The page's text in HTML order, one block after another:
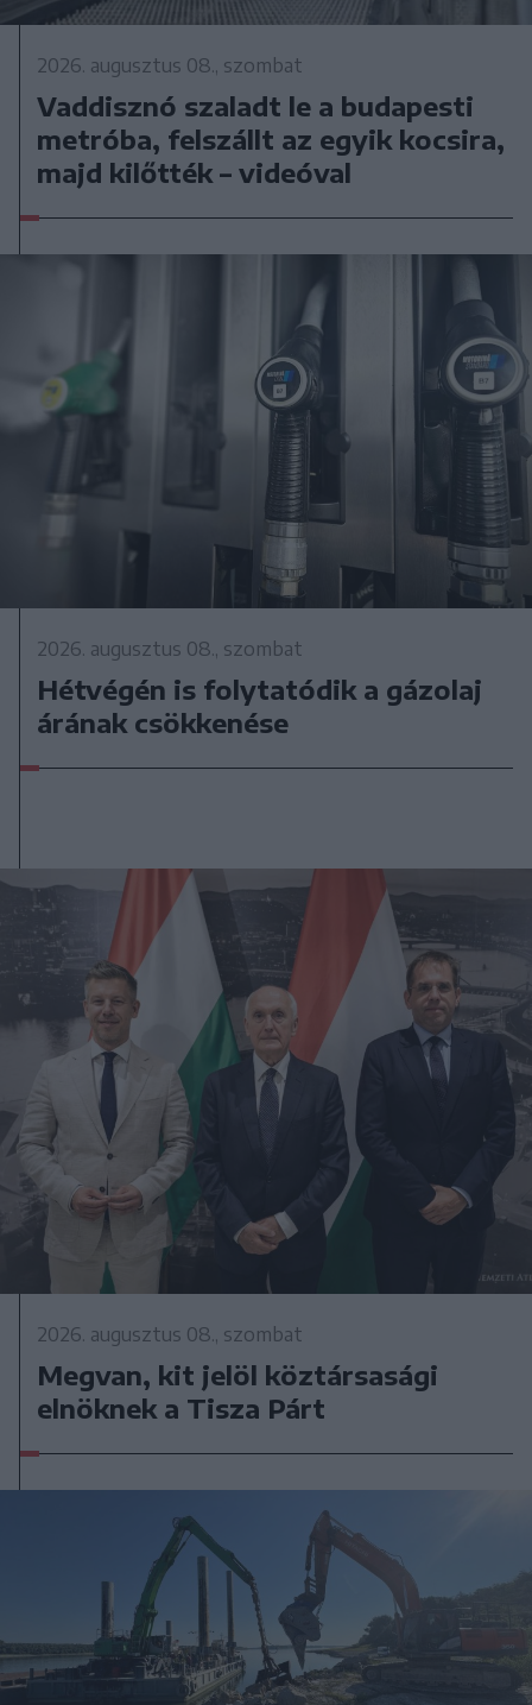
2026. augusztus 08., szombat
Vaddisznó szaladt le a budapesti
metróba, felszállt az egyik kocsira,
majd kilőtték – videóval
2026. augusztus 08., szombat
Hétvégén is folytatódik a gázolaj
árának csökkenése
2026. augusztus 08., szombat
Megvan, kit jelöl köztársasági
elnöknek a Tisza Párt